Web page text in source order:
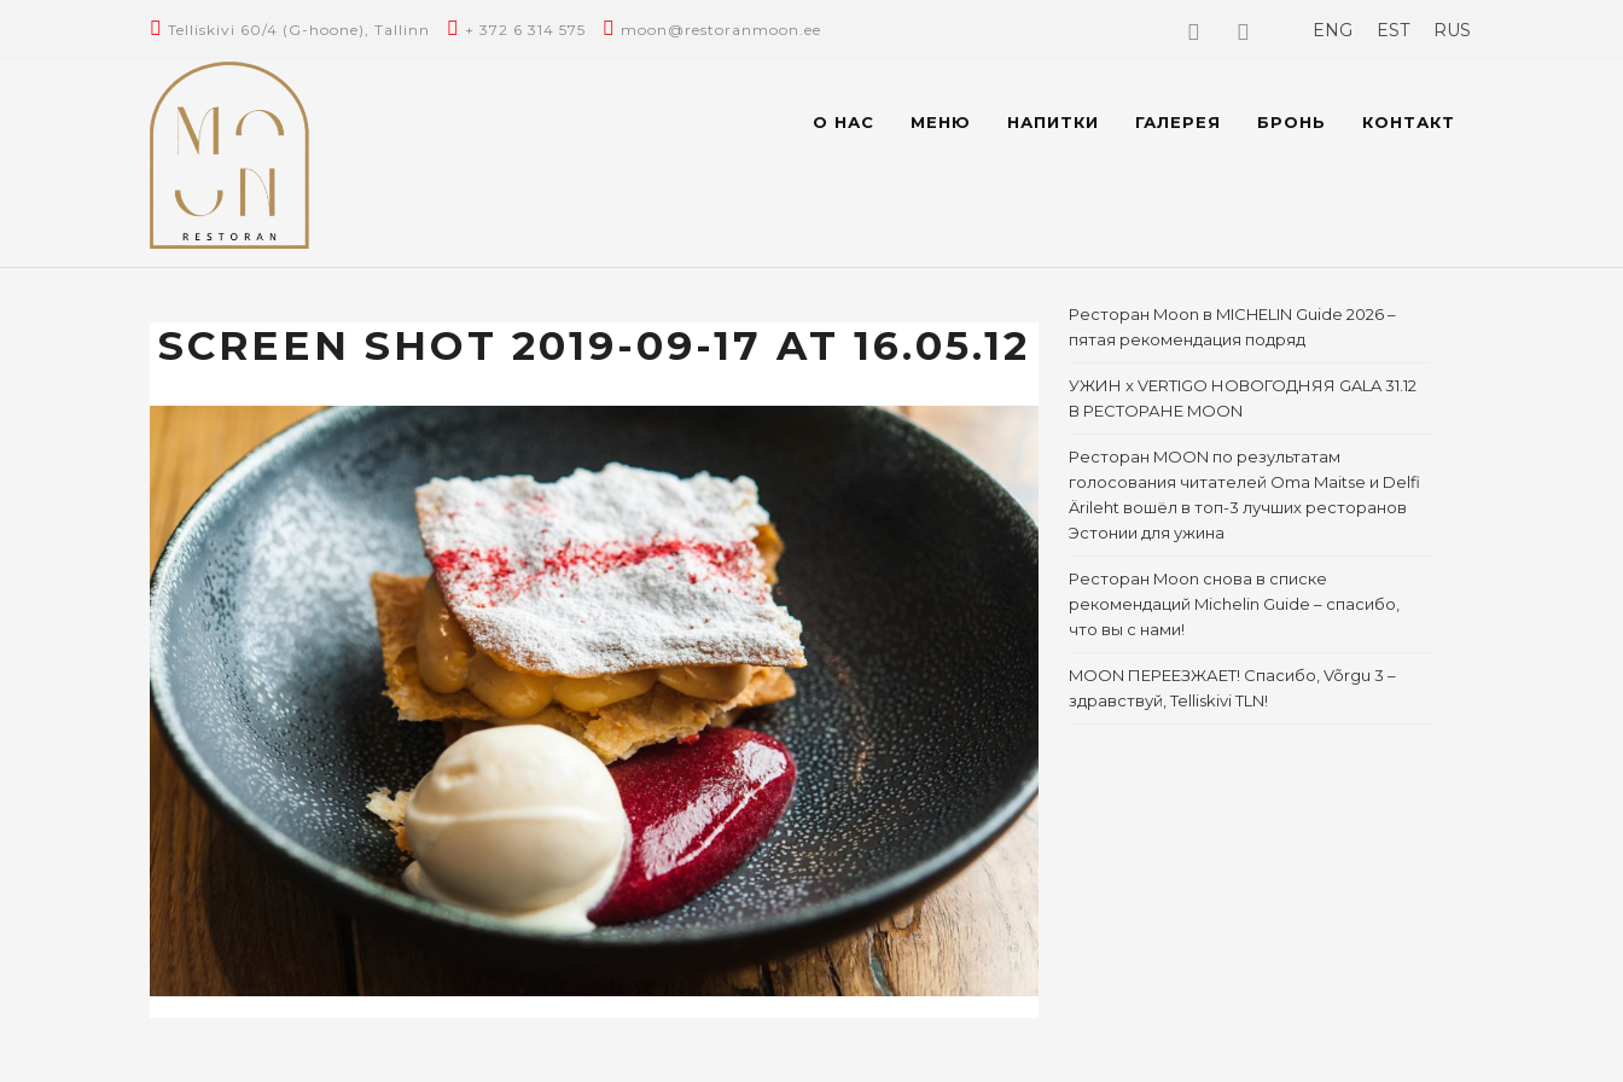
ENG EST RUS
Telliskivi 60/4 (G-hoone), Tallinn + 372 6 314 575 moon@restoranmoon.ee
О НАС МЕНЮ НАПИТКИ ГАЛЕРЕЯ БРОНЬ КОНТАКТ
SCREEN SHOT 2019-09-17 AT 16.05.12
Ресторан Moon в MICHELIN Guide 2026 –
пятая рекомендация подряд
УЖИН x VERTIGO НОВОГОДНЯЯ GALA 31.12
В РЕСТОРАНЕ MOON
Ресторан MOON по результатам
голосования читателей Oma Maitse и Delfi
Ärileht вошёл в топ-3 лучших ресторанов
Эстонии для ужина
Ресторан Moon снова в списке
рекомендаций Michelin Guide – спасибо,
что вы с нами!
MOON ПЕРЕЕЗЖАЕТ! Спасибо, Võrgu 3 –
здравствуй, Telliskivi TLN!